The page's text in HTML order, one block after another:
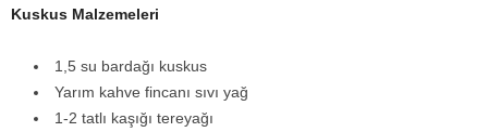
Kuskus Malzemeleri
1,5 su bardağı kuskus
Yarım kahve fincanı sıvı yağ
1-2 tatlı kaşığı tereyağı